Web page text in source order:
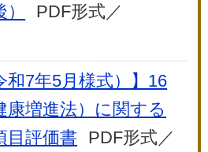
PDF形式／
和7年5月様式）】16
康増進法）に関する
評価書
PDF形式／